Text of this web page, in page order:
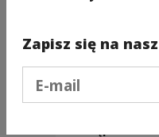
29.08.2024
Zapisz się na